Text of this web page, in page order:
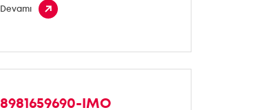
Devamı
8981659690-IMO